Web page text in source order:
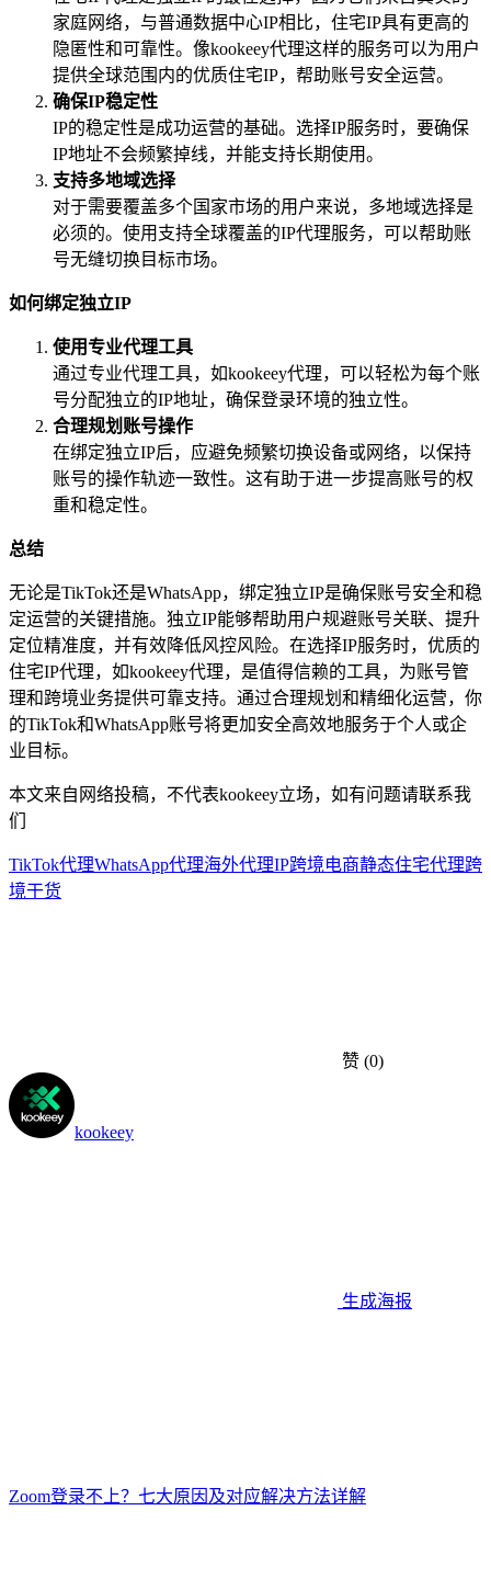
家庭网络，与普通数据中心IP相比，住宅IP具有更高的
隐匿性和可靠性。像kookeey代理这样的服务可以为用户
提供全球范围内的优质住宅IP，帮助账号安全运营。
确保IP稳定性
IP的稳定性是成功运营的基础。选择IP服务时，要确保
IP地址不会频繁掉线，并能支持长期使用。
支持多地域选择
对于需要覆盖多个国家市场的用户来说，多地域选择是
必须的。使用支持全球覆盖的IP代理服务，可以帮助账
号无缝切换目标市场。
如何绑定独立IP
使用专业代理工具
通过专业代理工具，如kookeey代理，可以轻松为每个账
号分配独立的IP地址，确保登录环境的独立性。
合理规划账号操作
在绑定独立IP后，应避免频繁切换设备或网络，以保持
账号的操作轨迹一致性。这有助于进一步提高账号的权
重和稳定性。
总结
无论是TikTok还是WhatsApp，绑定独立IP是确保账号安全和稳
定运营的关键措施。独立IP能够帮助用户规避账号关联、提升
定位精准度，并有效降低风控风险。在选择IP服务时，优质的
住宅IP代理，如kookeey代理，是值得信赖的工具，为账号管
理和跨境业务提供可靠支持。通过合理规划和精细化运营，你
的TikTok和WhatsApp账号将更加安全高效地服务于个人或企
业目标。
本文来自网络投稿，不代表kookeey立场，如有问题请联系我
们
TikTok代理WhatsApp代理海外代理IP跨境电商静态住宅代理跨
境干货
赞 (0)
kookeey
生成海报
Zoom登录不上？七大原因及对应解决方法详解